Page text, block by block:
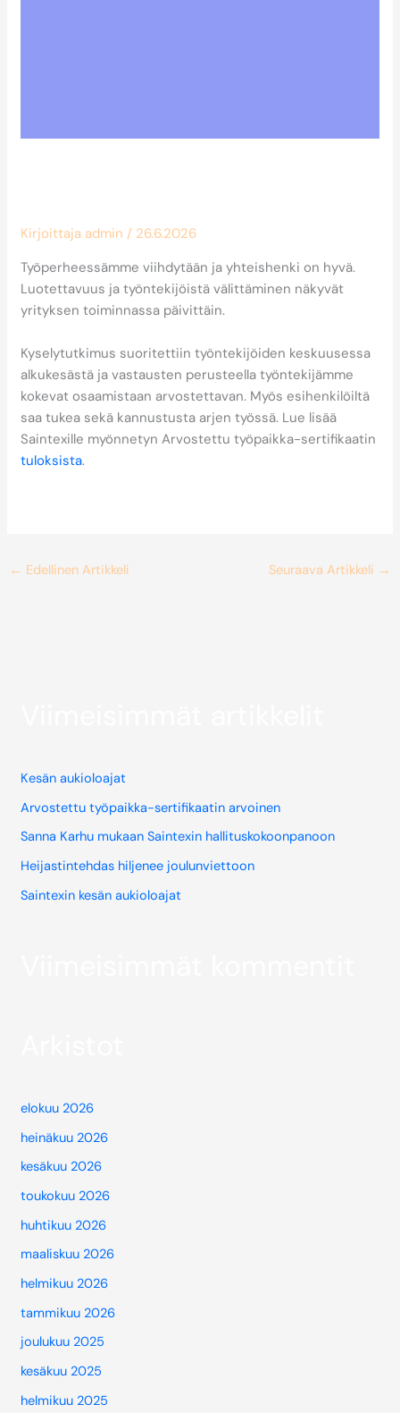
Kirjoittaja admin / 26.6.2026
Työperheessämme viihdytään ja yhteishenki on hyvä.
Luotettavuus ja työntekijöistä välittäminen näkyvät
yrityksen toiminnassa päivittäin.
Kyselytutkimus suoritettiin työntekijöiden keskuusessa
alkukesästä ja vastausten perusteella työntekijämme
kokevat osaamistaan arvostettavan. Myös esihenkilöiltä
saa tukea sekä kannustusta arjen työssä. Lue lisää
Saintexille myönnetyn Arvostettu työpaikka-sertifikaatin
tuloksista.
← Edellinen Artikkeli Seuraava Artikkeli →
Kesän aukioloajat
Arvostettu työpaikka-sertifikaatin arvoinen
Sanna Karhu mukaan Saintexin hallituskokoonpanoon
Heijastintehdas hiljenee joulunviettoon
Saintexin kesän aukioloajat
elokuu 2026
heinäkuu 2026
kesäkuu 2026
toukokuu 2026
huhtikuu 2026
maaliskuu 2026
helmikuu 2026
tammikuu 2026
joulukuu 2025
kesäkuu 2025
helmikuu 2025